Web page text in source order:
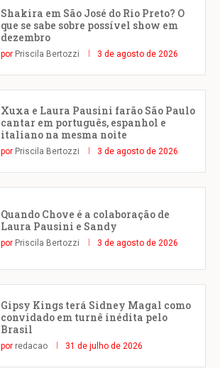
Shakira em São José do Rio Preto? O
que se sabe sobre possível show em
dezembro
por Priscila Bertozzi 3 de agosto de 2026
Xuxa e Laura Pausini farão São Paulo
cantar em português, espanhol e
italiano na mesma noite
por Priscila Bertozzi 3 de agosto de 2026
Quando Chove é a colaboração de
Laura Pausini e Sandy
por Priscila Bertozzi 3 de agosto de 2026
Gipsy Kings terá Sidney Magal como
convidado em turnê inédita pelo
Brasil
por redacao 31 de julho de 2026